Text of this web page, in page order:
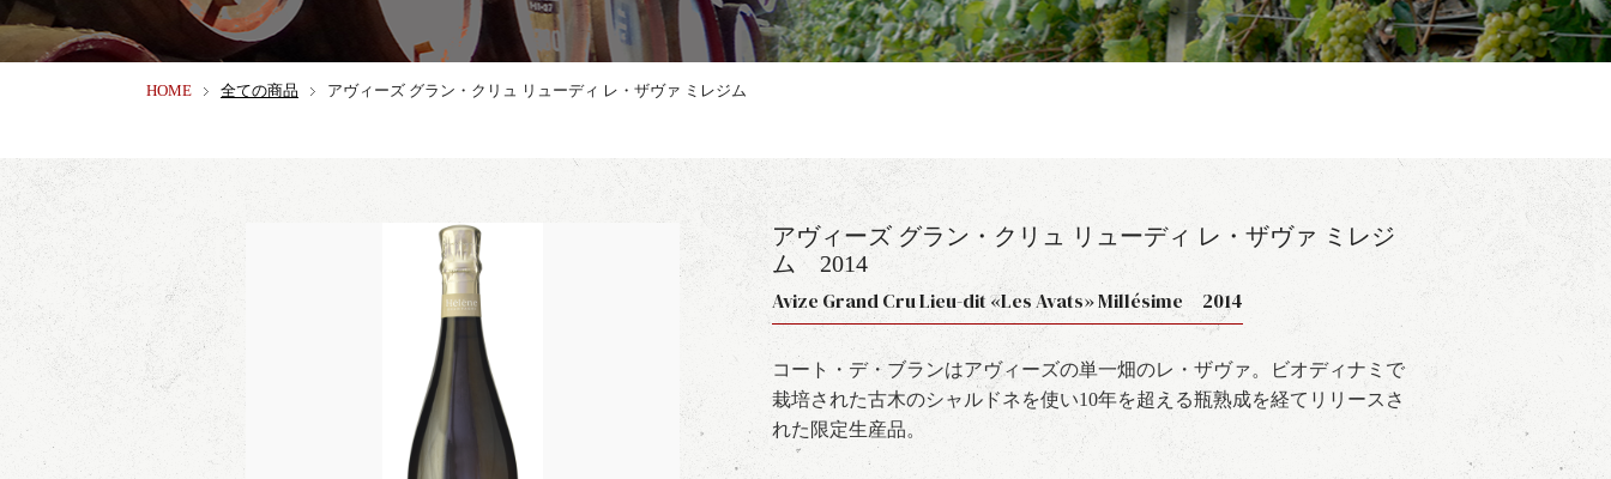
HOME 全ての商品 アヴィーズ グラン・クリュ リューディ レ・ザヴァ ミレジム
アヴィーズ グラン・クリュ リューディ レ・ザヴァ ミレジ
ム 2014
Avize Grand Cru Lieu-dit «Les Avats» Millésime 2014
コート・デ・ブランはアヴィーズの単一畑のレ・ザヴァ。ビオディナミで
栽培された古木のシャルドネを使い10年を超える瓶熟成を経てリリースさ
れた限定生産品。